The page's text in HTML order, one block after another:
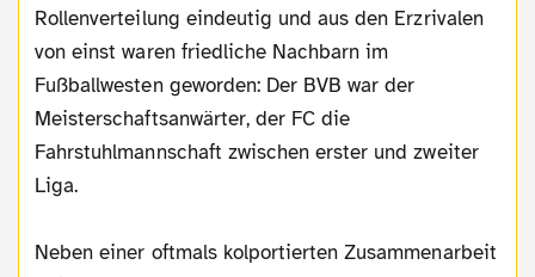
Rollenverteilung eindeutig und aus den Erzrivalen
von einst waren friedliche Nachbarn im
Fußballwesten geworden: Der BVB war der
Meisterschaftsanwärter, der FC die
Fahrstuhlmannschaft zwischen erster und zweiter
Liga.
Neben einer oftmals kolportierten Zusammenarbeit